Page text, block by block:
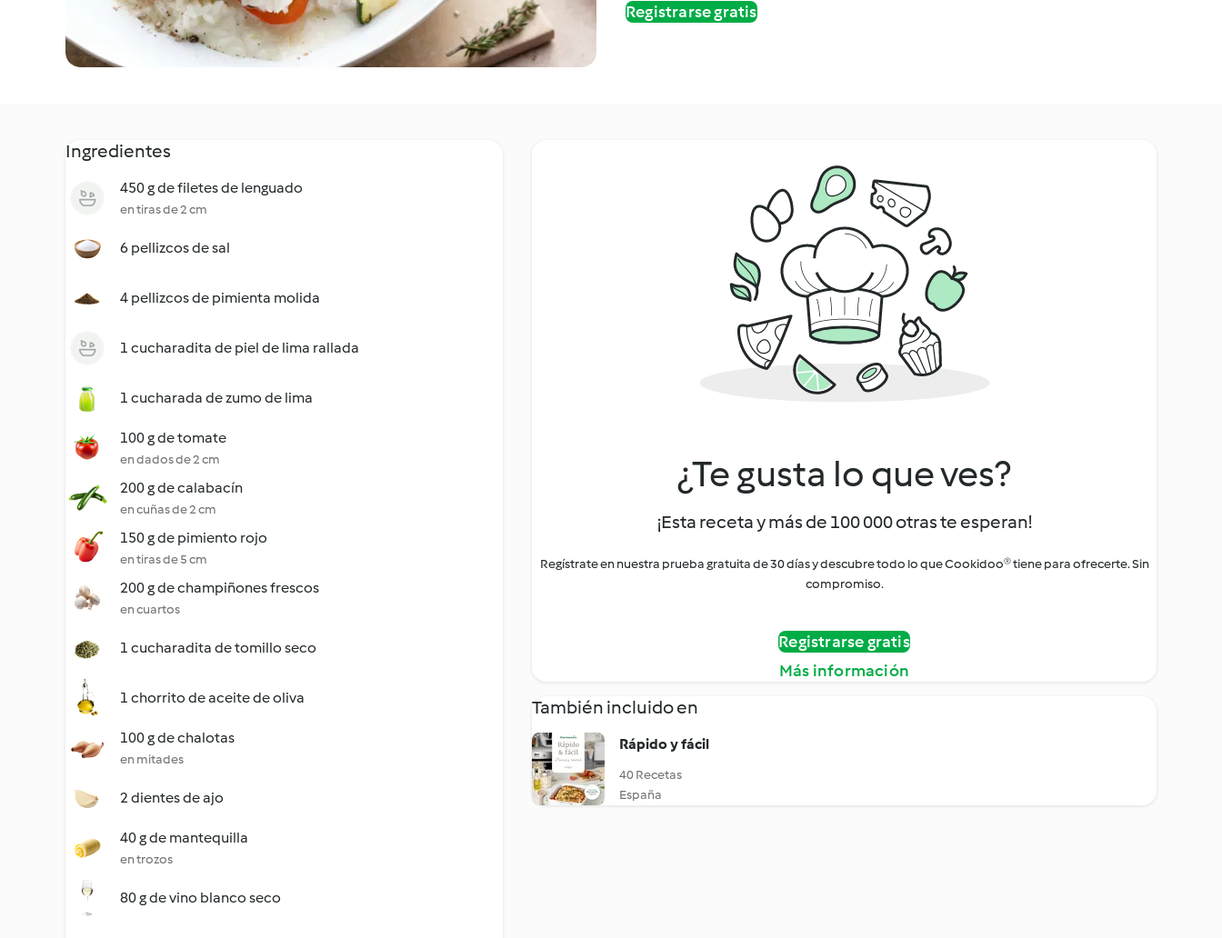
Registrarse gratis
Ingredientes
450 g de filetes de lenguado
en tiras de 2 cm
6 pellizcos de sal
4 pellizcos de pimienta molida
1 cucharadita de piel de lima rallada
1 cucharada de zumo de lima
100 g de tomate
en dados de 2 cm
200 g de calabacín
en cuñas de 2 cm
150 g de pimiento rojo
en tiras de 5 cm
200 g de champiñones frescos
en cuartos
1 cucharadita de tomillo seco
1 chorrito de aceite de oliva
100 g de chalotas
en mitades
2 dientes de ajo
40 g de mantequilla
en trozos
80 g de vino blanco seco
¿Te gusta lo que ves?
¡Esta receta y más de 100 000 otras te esperan!
Regístrate en nuestra prueba gratuita de 30 días y descubre todo lo que Cookidoo® tiene para ofrecerte. Sin
compromiso.
Registrarse gratis
Más información
También incluido en
Rápido y fácil
40 Recetas
España